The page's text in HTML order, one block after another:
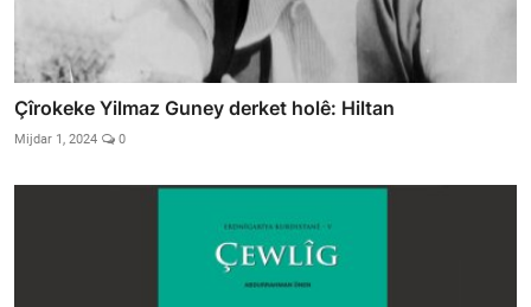
Çîrokeke Yilmaz Guney derket holê: Hiltan
Mijdar 1, 2024 0